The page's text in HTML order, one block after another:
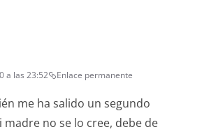
a las 23:52 Enlace permanente
me ha salido un segundo
madre no se lo cree, debe de